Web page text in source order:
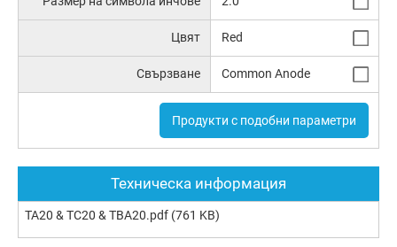
Цвят Red
Свързване Common Anode
Продукти с подобни параметри
Техническа информация
TA20 & TC20 & TBA20.pdf (761 KB)